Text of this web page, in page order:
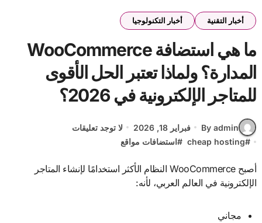
أخبار التقنية أخبار التكنولوجيا
ما هي استضافة WooCommerce
المدارة؟ ولماذا تعتبر الحل الأقوى
للمتاجر الإلكترونية في 2026؟
By admin فبراير 18, 2026
لا توجد تعليقات
#
cheap hosting
#استضافات مواقع
أصبح WooCommerce النظام الأكثر استخدامًا لإنشاء المتاجر
الإلكترونية في العالم العربي، لأنه:
مجاني